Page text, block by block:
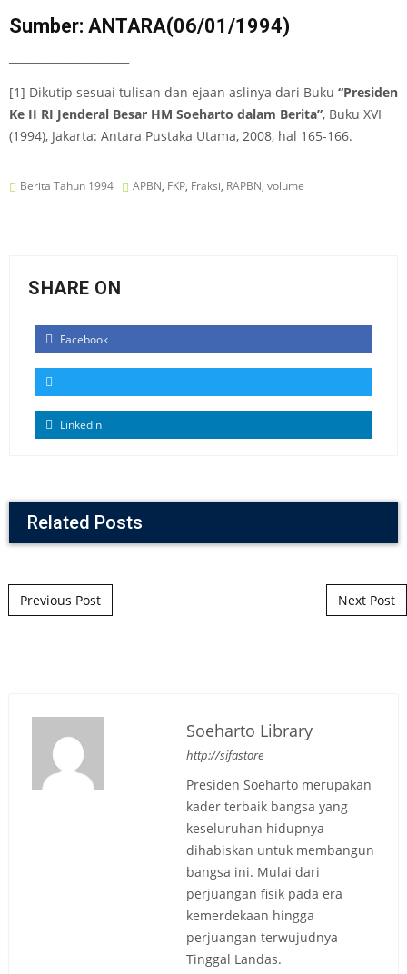
Sumber: ANTARA(06/01/1994)
[1] Dikutip sesuai tulisan dan ejaan aslinya dari Buku “Presiden
Ke II RI Jenderal Besar HM Soeharto dalam Berita”, Buku XVI
(1994), Jakarta: Antara Pustaka Utama, 2008, hal 165-166.
Berita Tahun 1994 APBN, FKP, Fraksi, RAPBN, volume
SHARE ON
Facebook
Linkedin
Related Posts
Post navigation
Previous Post Next Post
Soeharto Library
http://sifastore
Presiden Soeharto merupakan
kader terbaik bangsa yang
keseluruhan hidupnya
dihabiskan untuk membangun
bangsa ini. Mulai dari
perjuangan fisik pada era
kemerdekaan hingga
perjuangan terwujudnya
Tinggal Landas.